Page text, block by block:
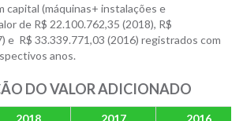
capital (máquinas+ instalações e
de R$ 22.100.762,35 (2018), R$
e R$ 33.339.771,03 (2016) registrados com
anos.
DO VALOR ADICIONADO
2018 2017 2016